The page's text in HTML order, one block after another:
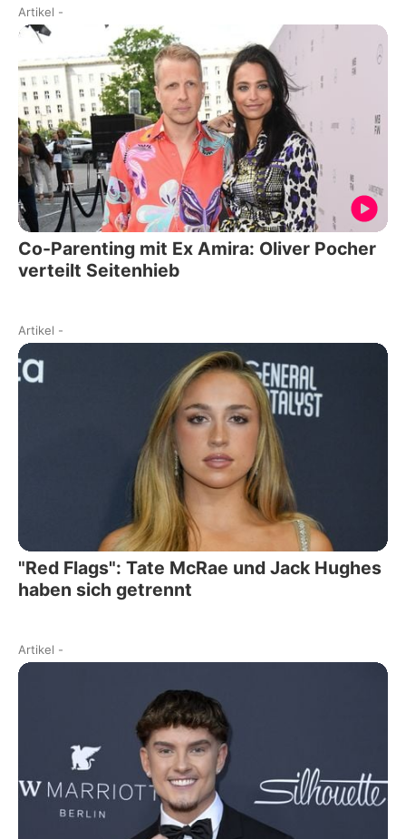
Artikel -
Co-Parenting mit Ex Amira: Oliver Pocher
verteilt Seitenhieb
Artikel -
"Red Flags": Tate McRae und Jack Hughes
haben sich getrennt
Artikel -